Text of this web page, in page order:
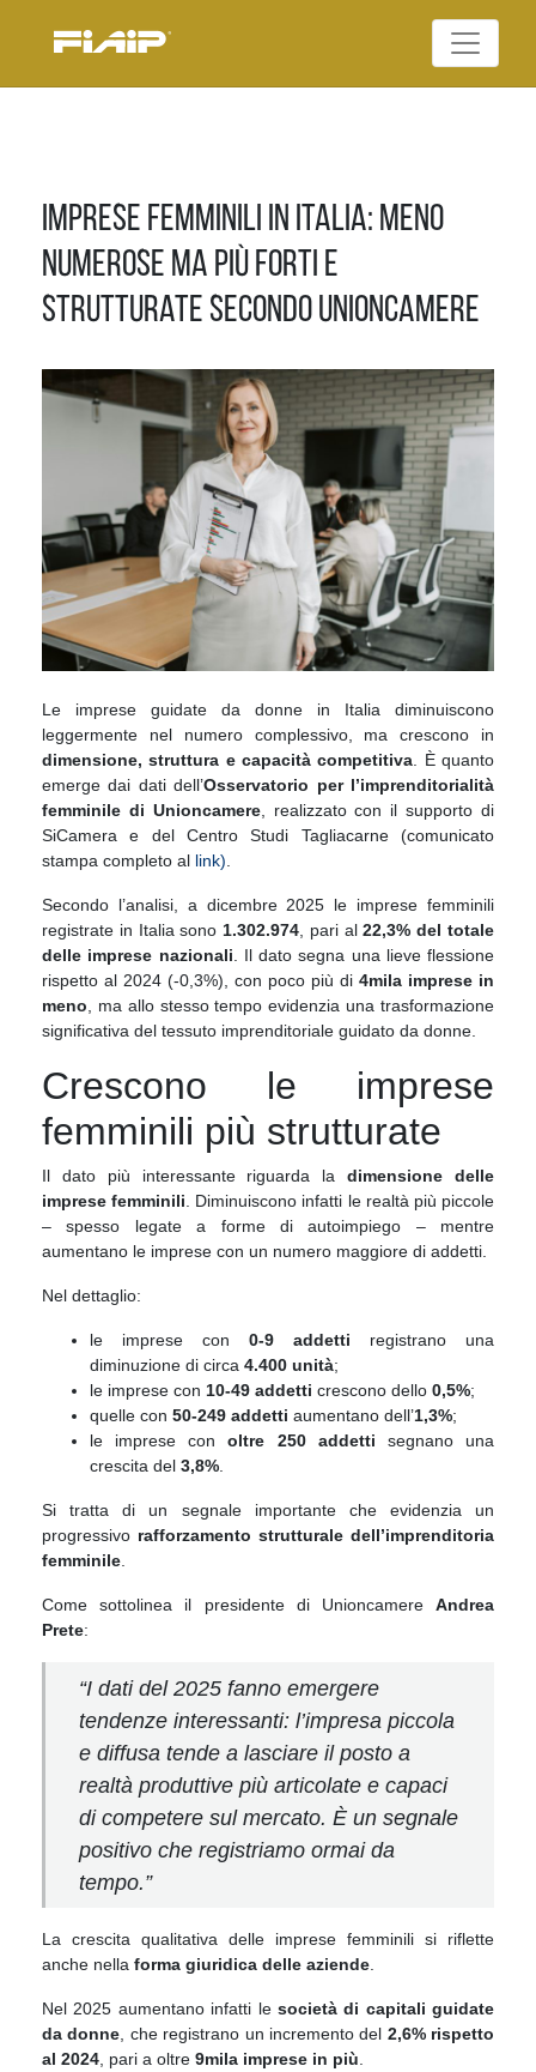
Federazione Italiana
Imprese femminili in Italia: meno
numerose ma più forti e
strutturate secondo Unioncamere
Le imprese guidate da donne in Italia diminuiscono
leggermente nel numero complessivo, ma crescono in
dimensione, struttura e capacità competitiva . È quanto
emerge dai dati dell’Osservatorio per l’imprenditorialità
femminile di Unioncamere, realizzato con il supporto di
SiCamera e del Centro Studi Tagliacarne (comunicato
stampa completo al link)
Secondo l’analisi, a dicembre 2025 le imprese femminili
registrate in Italia sono 1.302.974 , pari al22,3% del totale
delle imprese nazionali . Il dato segna una lieve flessione
rispetto al 2024 (-0,3%), con poco più di 4mila imprese in
meno , ma allo stesso tempo evidenzia una trasformazione
significativa del tessuto imprenditoriale guidato da donne.
Crescono le imprese
femminili più strutturate
Il dato più interessante riguarda ladimensione delle
imprese femminili . Diminuiscono infatti le realtà più piccole
– spesso legate a forme di autoimpiego – mentre
aumentano le imprese con un numero maggiore di addetti.
Nel dettaglio:
le imprese con 0-9 addetti registrano una
diminuzione di circa 4.400 unità;
le imprese con 10-49 addetti crescono dello 0,5%;
quelle con 50-249 addetti aumentano dell’1,3%;
le imprese conoltre 250 addetti segnano una
crescita del 3,8%
Si tratta di un segnale importante che evidenzia un
progressivo rafforzamento strutturale dell’imprenditoria
femminile
Come sottolinea il presidente di Unioncamere Andrea
Prete:
“I dati del 2025 fanno emergere
tendenze interessanti: l’impresa piccola
e diffusa tende a lasciare il posto a
realtà produttive più articolate e capaci
di competere sul mercato. È un segnale
positivo che registriamo ormai da
tempo.”
La crescita qualitativa delle imprese femminili si riflette
anche nella forma giuridica delle aziende
Nel 2025 aumentano infatti le società di capitali guidate
da donne , che registrano un incremento del 2,6% rispetto
al 2024 , pari a oltre 9mila imprese in più